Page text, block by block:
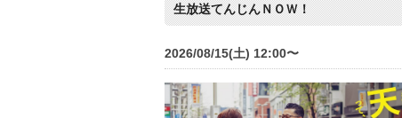
生放送てんじんＮＯＷ！
2026/08/15(土) 12:00〜